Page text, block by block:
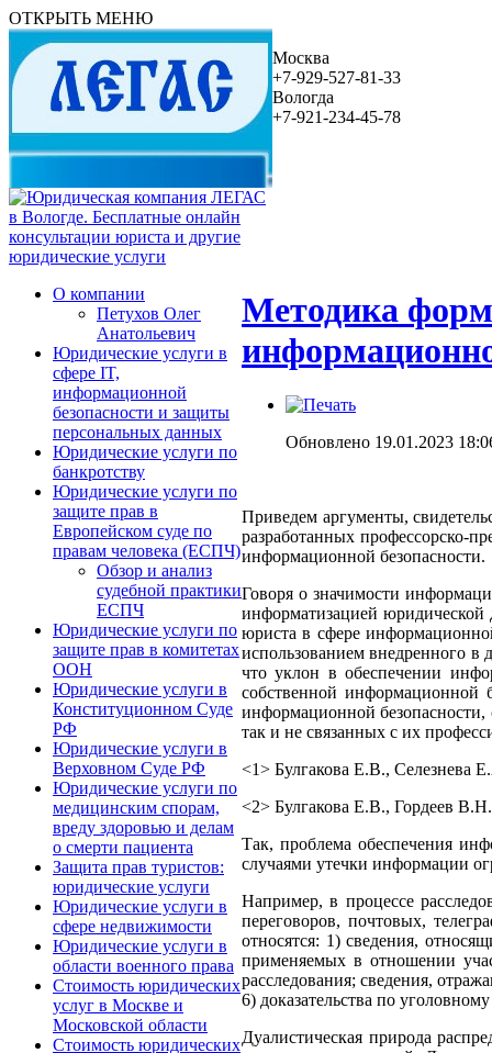
ОТКРЫТЬ МЕНЮ
Москва
+7-929-527-81-33
Вологда
+7-921-234-45-78
О компании
Петухов Олег
Анатольевич
Юридические услуги в
сфере IT,
информационной
безопасности и защиты
персональных данных
Юридические услуги по
банкротству
Юридические услуги по
защите прав в
Европейском суде по
правам человека (ЕСПЧ)
Обзор и анализ
судебной практики
ЕСПЧ
Юридические услуги по
защите прав в комитетах
ООН
Юридические услуги в
Конституционном Суде
РФ
Юридические услуги в
Верховном Суде РФ
Юридические услуги по
медицинским спорам,
вреду здоровью и делам
о смерти пациента
Защита прав туристов:
юридические услуги
Юридические услуги в
сфере недвижимости
Юридические услуги в
области военного права
Стоимость юридических
услуг в Москве и
Московской области
Стоимость юридических
Методика
Обновлено 19.01.2023
Приведем аргументы,
разработанных профессорско-
информационной безопасности.
Говоря о значимости
информатизацией юридической
юриста в сфере
использованием внедренного в
что уклон в обеспечении
собственной информационной
информационной безопасности,
так и не связанных с их
<1> Булгакова Е.В., Селезнева
<2> Булгакова Е.В., Гордеев
Так, проблема обеспечения
случаями утечки информации
Например, в процессе
переговоров, почтовых,
относятся: 1) сведения,
применяемых в отношении
расследования; сведения,
6) доказательства по
Дуалистическая природа